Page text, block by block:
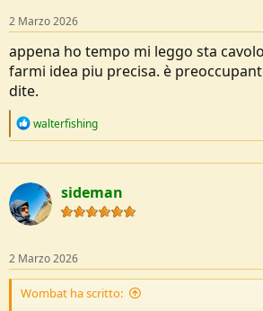
s
:
2 Marzo 2026
appena ho tempo mi leggo sta
farmi idea piu precisa. è
dite.
R
c
t
o
n
walterfishing
sideman
2 Marzo 2026
Wombat ha scritto: